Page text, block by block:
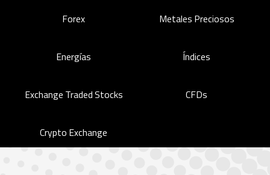
Forex Metales Preciosos
Energías Índices
Exchange Traded Stocks CFDs
Crypto Exchange